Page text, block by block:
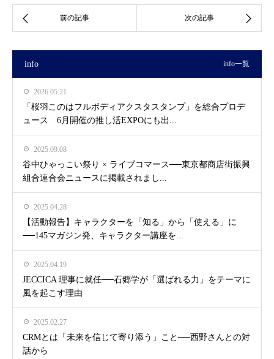
info info一覧
2026.05.21
「桜羽このはフルボディアクスタスタンプ」を総合プロデ
ュース 6月開催の推し活EXPOにも出...
2025.09.08
谷中ひゃっこい祭り × ライブコマース──東京都商店街振興
組合連合会ニュースに掲載されまし...
2025.04.28
【活動報告】キャラクターを「知る」から「使える」に
──145マガジン発、キャラクター講座を...
2025.04.19
JECCICA 理事に就任──石郷学が「選ばれる力」をテーマに
風を起こす理由
2025.02.27
CRMとは「未来を信じて寄り添う」こと──西野さんとの対
話から